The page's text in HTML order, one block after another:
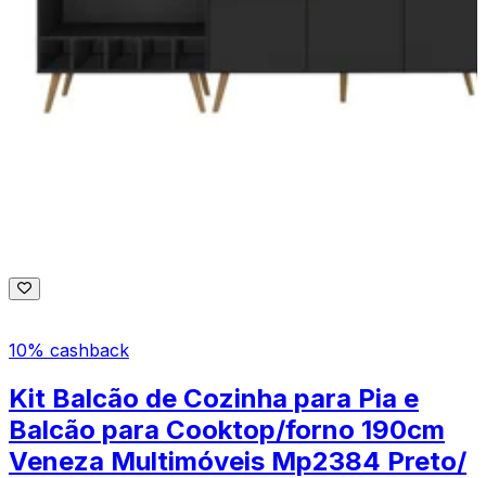
10% cashback
Kit Balcão de Cozinha para Pia e
Balcão para Cooktop/forno 190cm
Veneza Multimóveis Mp2384 Preto/